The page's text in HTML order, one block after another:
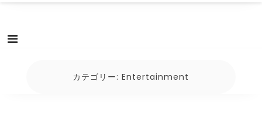
カテゴリー:Entertainment